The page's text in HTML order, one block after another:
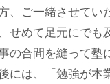
、ご一緒させてい
せめて足元にでも
の合間を縫って塾
には、「勉強が本